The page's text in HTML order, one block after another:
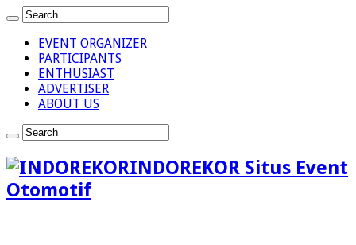
EVENT ORGANIZER
PARTICIPANTS
ENTHUSIAST
ADVERTISER
ABOUT US
INDOREKOR Situs Event
Otomotif